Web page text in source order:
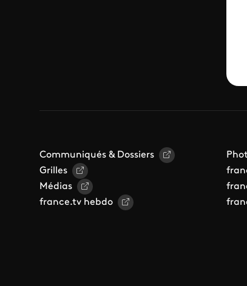
Communiqués & Dossiers
Grilles
Médias
france.tv hebdo